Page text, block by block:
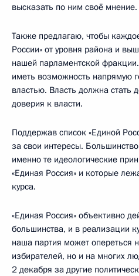
высказать по ним своё мнение.
Также предлагаю, чтобы
России» от уровня района и
нашей парламентской
иметь возможность напрямую
властью. Власть должна стать
доверия к власти.
Поддержав список «Единой
за свои интересы.
именно те идеологические
«Единая Россия» и которые
курса.
«Единая Россия» объективно
большинства, и в реализации
наша партия может опереться
избирателей, но и на многих
2 декабря за другие